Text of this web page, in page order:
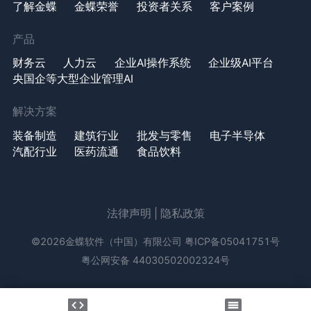
了解金蝶 金蝶荣誉 投资者关系 客户案例
产品
财务云
人力云 企业AI操作系统
企业级AI平台
央国企等大型企业管理AI
解决方案
装备制造
建筑行业 批发与零售
电子半导体
汽配行业
医药流通 食品饮料
法律声明 隐私政策
©2026金蝶软件（中国）有限公司 粤ICP备05041751号
粤公网安备 44030502002324号